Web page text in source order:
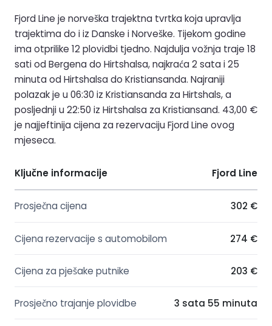
Fjord Line je norveška trajektna tvrtka koja upravlja
trajektima do i iz Danske i Norveške. Tijekom godine
ima otprilike 12 plovidbi tjedno. Najdulja vožnja traje 18
sati od Bergena do Hirtshalsa, najkraća 2 sata i 25
minuta od Hirtshalsa do Kristiansanda. Najraniji
polazak je u 06:30 iz Kristiansanda za Hirtshals, a
posljednji u 22:50 iz Hirtshalsa za Kristiansand. 43,00 €
je najjeftinija cijena za rezervaciju Fjord Line ovog
mjeseca.
Ključne informacije Fjord Line
Prosječna cijena 302 €
Cijena rezervacije s automobilom 274 €
Cijena za pješake putnike 203 €
Prosječno trajanje plovidbe 3 sata 55 minuta